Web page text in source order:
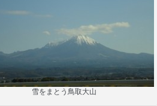
雪をまとう鳥取大山